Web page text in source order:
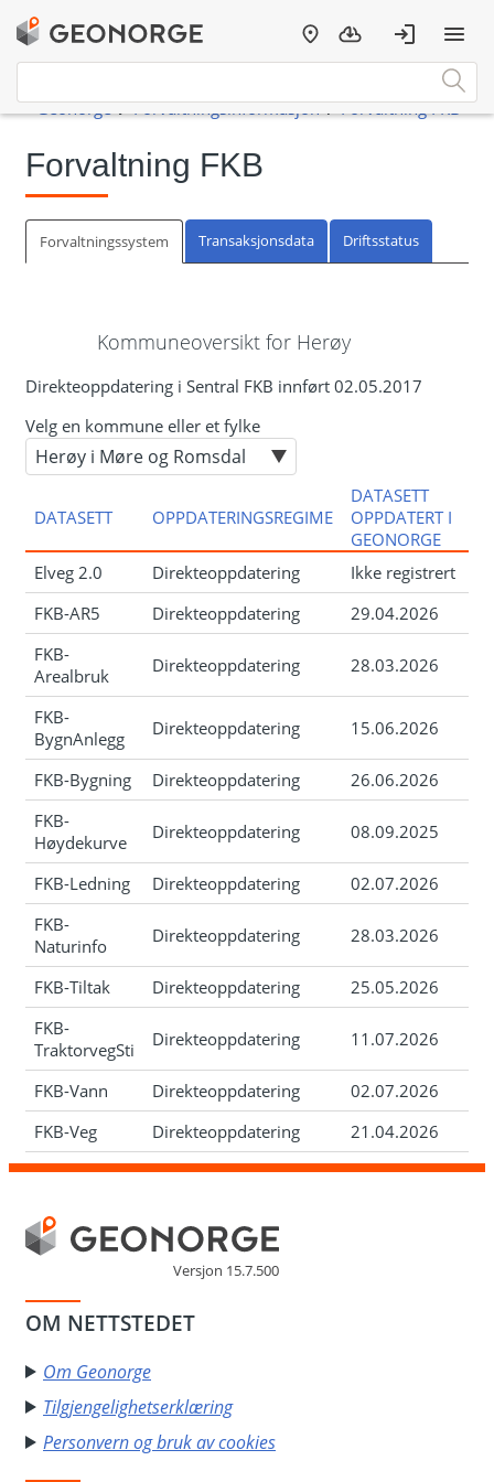
Forvaltning FKB
Forvaltningssystem Transaksjonsdata Driftsstatus
Kommuneoversikt for Herøy
Direkteoppdatering i Sentral FKB innført 02.05.2017
Velg en kommune eller et fylke
DATASETT OPPDATERINGSREGIME
DATASETT
OPPDATERT I
GEONORGE
Elveg 2.0
Direkteoppdatering
Ikke registrert
FKB-AR5
Direkteoppdatering
29.04.2026
FKB-
Arealbruk
Direkteoppdatering 28.03.2026
FKB-
BygnAnlegg
Direkteoppdatering 15.06.2026
FKB-Bygning Direkteoppdatering
26.06.2026
FKB-
Høydekurve
Direkteoppdatering 08.09.2025
FKB-Ledning Direkteoppdatering
02.07.2026
FKB-
Naturinfo
Direkteoppdatering 28.03.2026
FKB-Tiltak Direkteoppdatering
25.05.2026
FKB-
TraktorvegSti
Direkteoppdatering 11.07.2026
FKB-Vann Direkteoppdatering
02.07.2026
FKB-Veg
Direkteoppdatering 21.04.2026